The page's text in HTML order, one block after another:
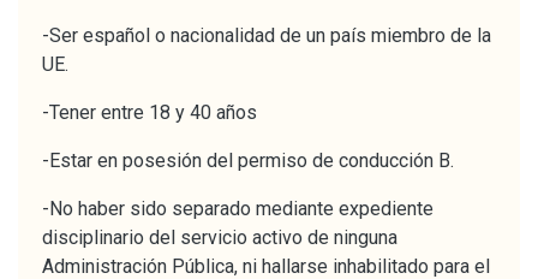
-Ser español o nacionalidad de un país miembro de la
UE.
-Tener entre 18 y 40 años
-Estar en posesión del permiso de conducción B.
-No haber sido separado mediante expediente
disciplinario del servicio activo de ninguna
Administración Pública, ni hallarse inhabilitado para el